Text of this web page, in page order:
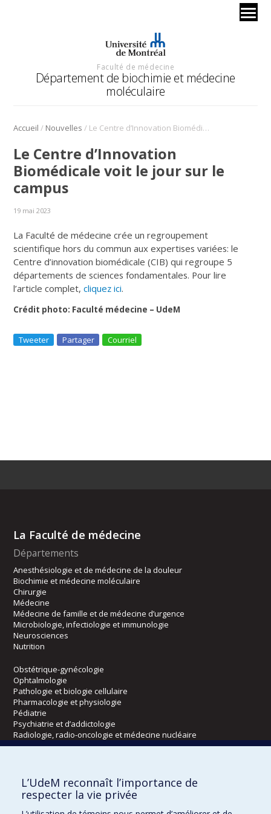
Faculté de médecine
Département de biochimie et médecine
moléculaire
Accueil / Nouvelles / Le Centre d’Innovation Biomédicale voit le jour sur le campus
Le Centre d’Innovation
Biomédicale voit le jour sur le
campus
19 mai 2023
La Faculté de médecine crée un regroupement
scientifique hors du commun aux expertises variées: le
Centre d’innovation biomédicale (CIB) qui regroupe 5
départements de sciences fondamentales. Pour lire
l’article complet,cliquez ici.
Crédit photo: Faculté médecine – UdeM
Tweeter Partager Courriel
La Faculté de médecine
Départements
Anesthésiologie et de médecine de la douleur
Biochimie et médecine moléculaire
Chirurgie
Médecine
Médecine de famille et de médecine d’urgence
Microbiologie, infectiologie et immunologie
Neurosciences
Nutrition
Obstétrique-gynécologie
Ophtalmologie
Pathologie et biologie cellulaire
Pharmacologie et physiologie
Pédiatrie
Psychiatrie et d’addictologie
Radiologie, radio-oncologie et médecine nucléaire
Écoles
Kinésiologie et des sciences de l’activité physique
Orthophonie et audiologie
L’UdeM reconnaît l’importance de
respecter la vie privée